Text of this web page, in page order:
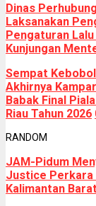
Dinas
Laksanakan
Pengaturan
Kunjungan
Sempat
Akhirnya
Babak Final
Riau Tahun 2026
RANDOM
JAM-Pidum
Justice Perkara
Kalimantan Barat